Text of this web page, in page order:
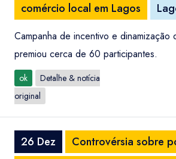
comércio local em Lagos
Campanha de incentivo e dinamização
premiou cerca de 60 participantes.
ok
Detalhe & notícia
original
26 Dez
Controvérsia sobre